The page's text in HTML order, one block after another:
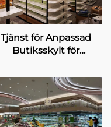
Tjänst för Anpassad
Butiksskylt för